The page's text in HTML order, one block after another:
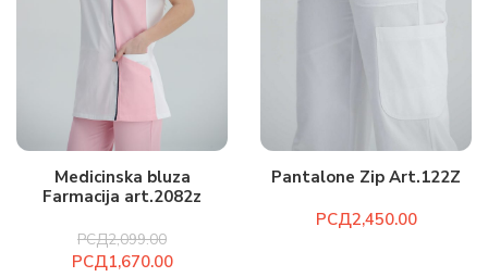
Medicinska bluza
Farmacija art.2082z
РСД2,099.00
РСД1,670.00
Pantalone Zip Art.122Z
РСД